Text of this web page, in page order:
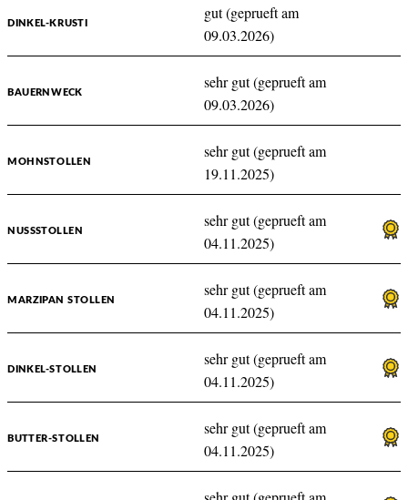
DINKEL-KRUSTI
gut (geprueft am
09.03.2026)
BAUERNWECK
sehr gut (geprueft am
09.03.2026)
MOHNSTOLLEN
sehr gut (geprueft am
19.11.2025)
NUSSSTOLLEN
sehr gut (geprueft am
04.11.2025)
MARZIPAN STOLLEN
sehr gut (geprueft am
04.11.2025)
DINKEL-STOLLEN
sehr gut (geprueft am
04.11.2025)
BUTTER-STOLLEN
sehr gut (geprueft am
04.11.2025)